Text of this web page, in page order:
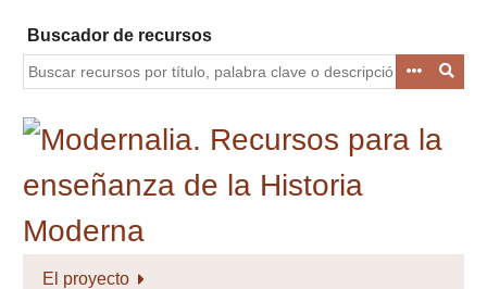
contenido
principal
Buscador de recursos
El proyecto